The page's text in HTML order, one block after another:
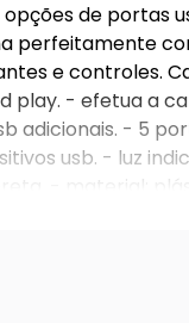
de portas
perfeitamente
e controles.
play. - efetua a
adicionais. - 5
usb. - luz
- material: